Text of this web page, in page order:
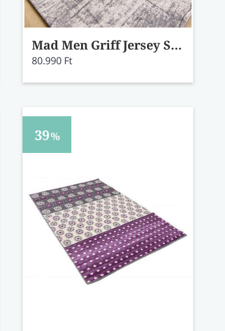
Mad Men Griff Jersey Stone szőnyeg 8420 80x150
80.990 Ft
39%